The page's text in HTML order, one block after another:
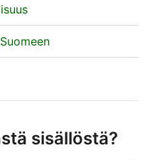
sisällöstä?